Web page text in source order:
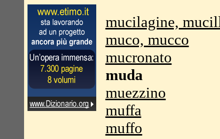
mucilagine,
muco, mucco
mucronato
muda
muezzino
muffa
muffo